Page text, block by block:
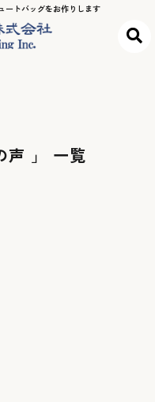
ートバッグをお作りします
声 」 一覧